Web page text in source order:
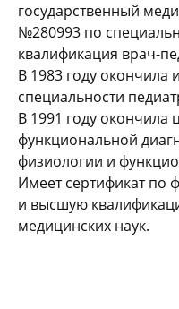
государственный
№280993 по
квалификация врач-
В 1983 году окончила
специальности
В 1991 году окончила
функциональной
физиологии и
Имеет сертификат по
и высшую
медицинских наук.